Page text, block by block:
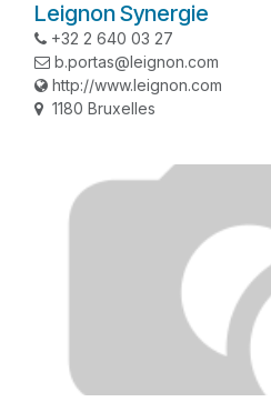
Leignon Synergie
+32 2 640 03 27
b.portas@leignon.com
http://www.leignon.com
1180 Bruxelles